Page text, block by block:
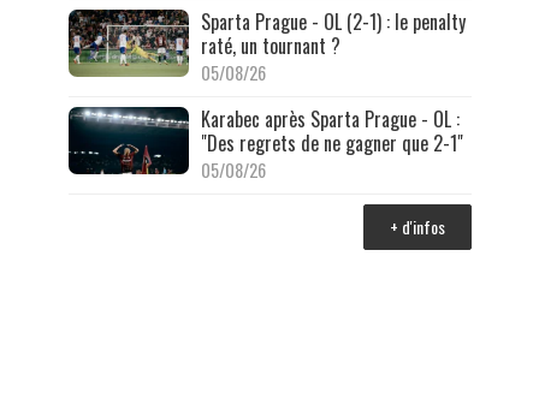
Sparta Prague - OL (2-1) : le penalty
raté, un tournant ?
05/08/26
Karabec après Sparta Prague - OL :
"Des regrets de ne gagner que 2-1"
05/08/26
+ d'infos